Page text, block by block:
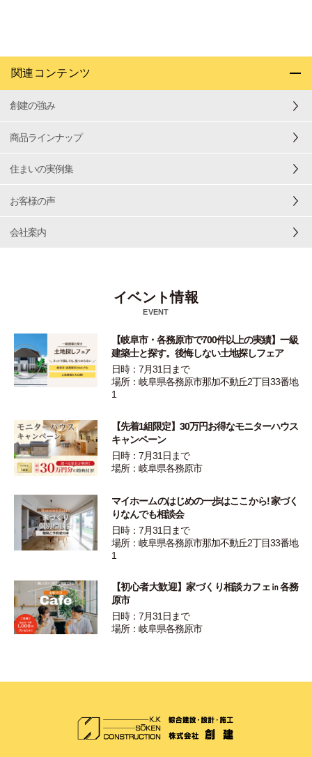
関連コンテンツ
創建の強み
商品ラインナップ
住まいの実例集
お客様の声
会社案内
イベント情報
EVENT
【岐阜市・各務原市で700件以上の実績】一級
建築士と探す。後悔しない土地探しフェア
日時：7月31日まで
場所：岐阜県各務原市那加不動丘2丁目33番地
1
【先着1組限定】30万円お得なモニターハウス
キャンペーン
日時：7月31日まで
場所：岐阜県各務原市
マイホームのはじめの一歩はここから! 家づく
りなんでも相談会
日時：7月31日まで
場所：岐阜県各務原市那加不動丘2丁目33番地
1
【初心者大歓迎】家づくり相談カフェ㏌各務
原市
日時：7月31日まで
場所：岐阜県各務原市